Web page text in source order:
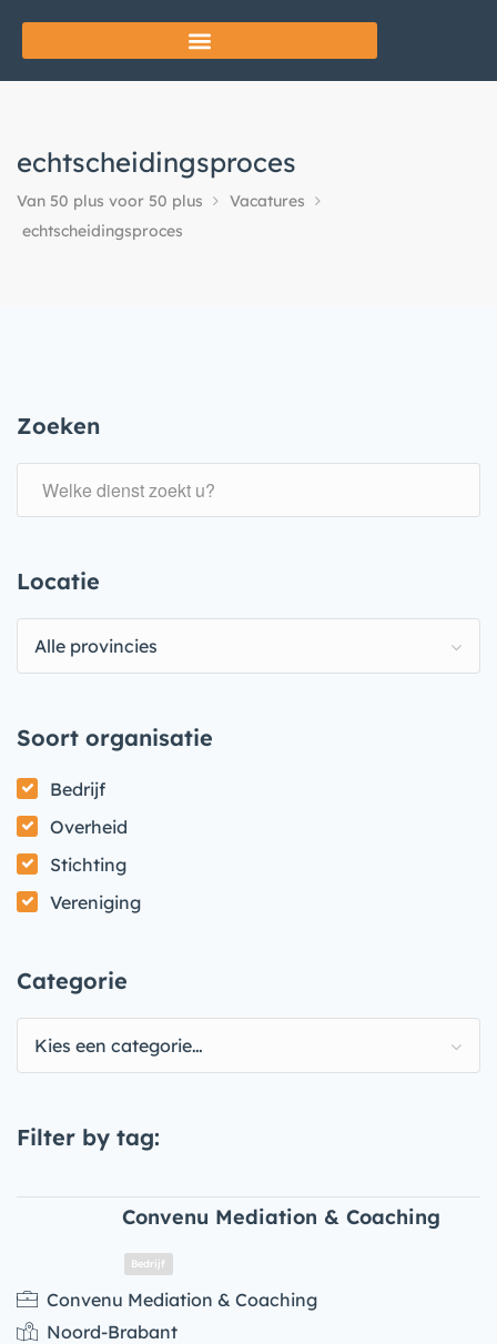
echtscheidingsproces
Van 50 plus voor 50 plus
Vacatures
echtscheidingsproces
Zoeken
Locatie
Alle provincies
Soort organisatie
Bedrijf
Overheid
Stichting
Vereniging
Categorie
Kies een categorie…
Filter by tag:
Convenu Mediation & Coaching
Convenu Mediation & Coaching
Noord-Brabant